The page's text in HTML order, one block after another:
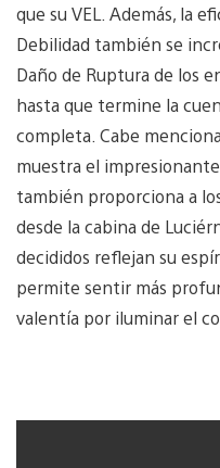
que su VEL. Además, la
Debilidad también se
Daño de Ruptura de los
hasta que termine la
completa. Cabe
muestra el
también proporciona a
desde la cabina de
decididos reflejan su
permite sentir más
valentía por iluminar el